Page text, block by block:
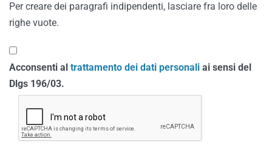
Per creare dei paragrafi indipendenti, lasciare fra loro delle
righe vuote.
Acconsenti al trattamento dei dati personali ai sensi del
Dlgs 196/03.